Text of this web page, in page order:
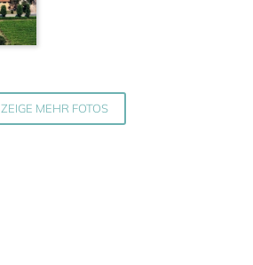
ZEIGE MEHR FOTOS